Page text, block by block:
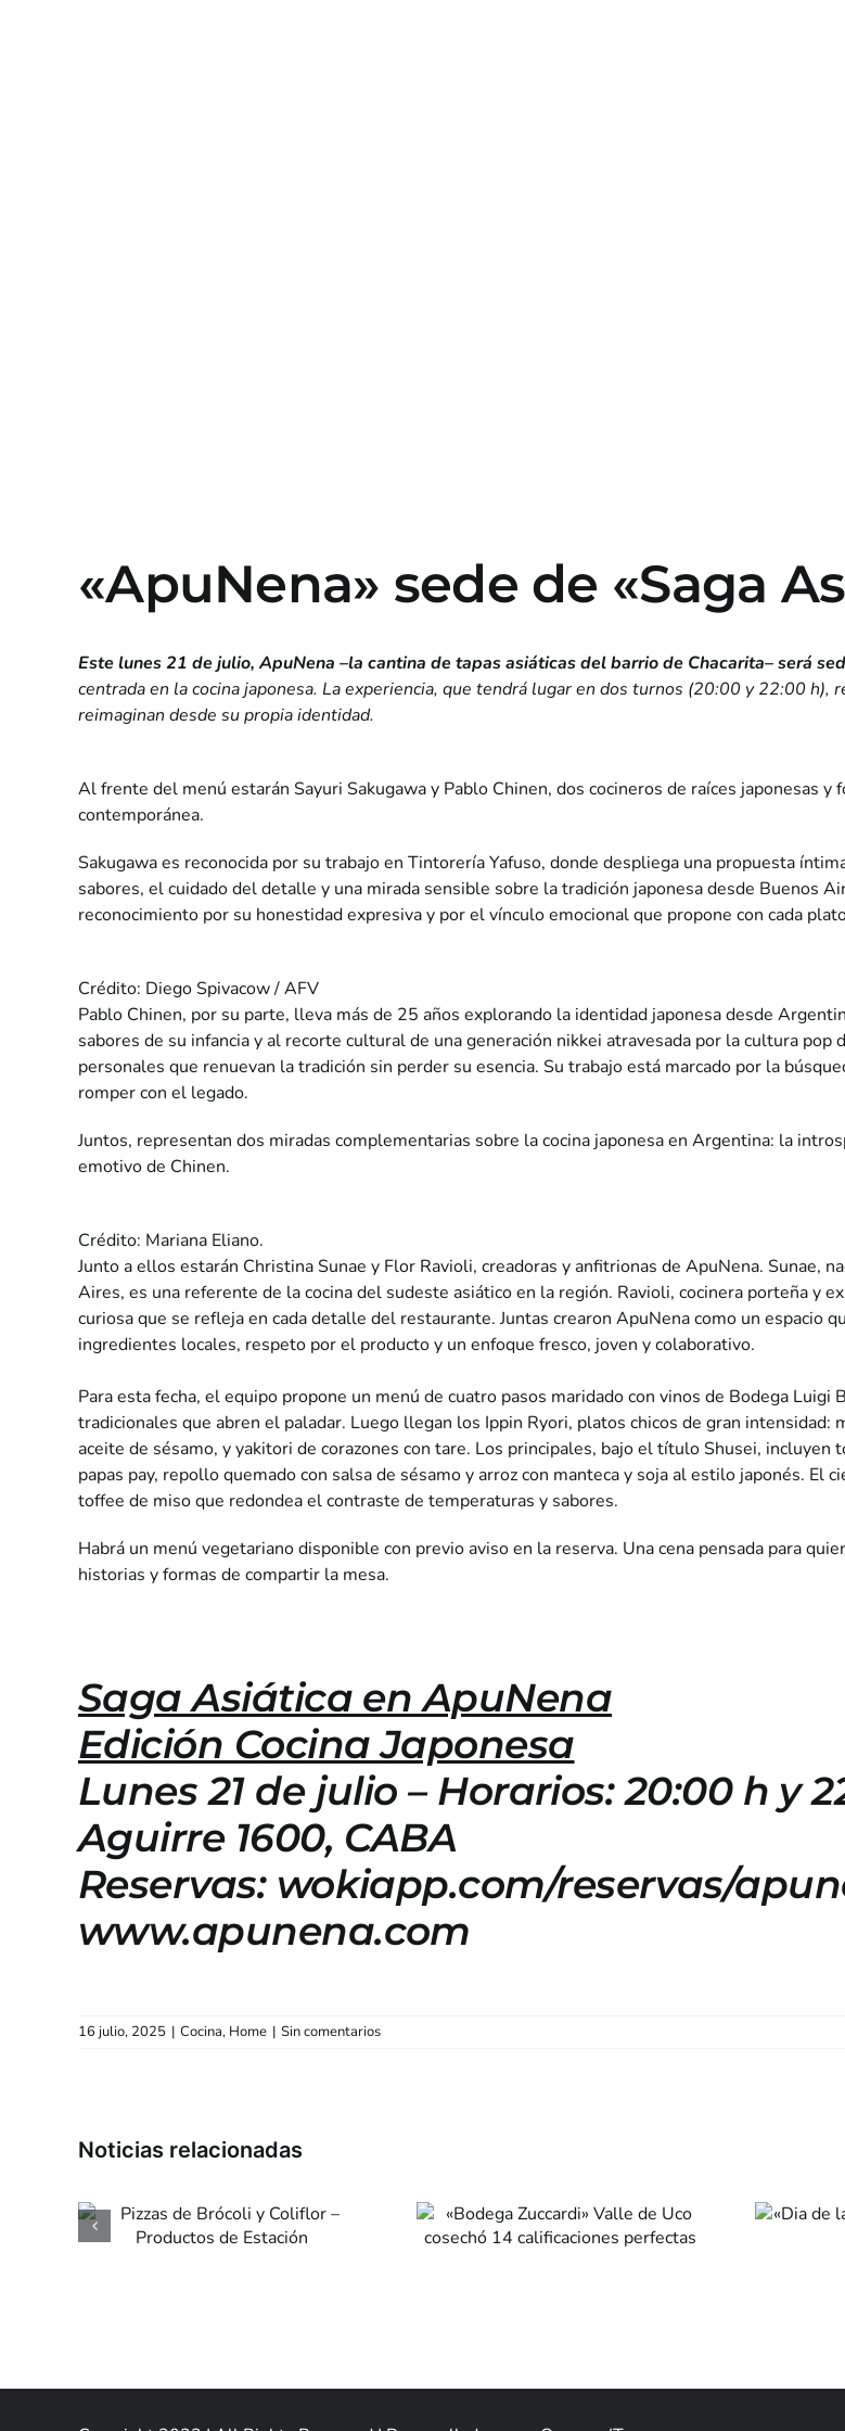
«ApuNena» sede de «Saga
Este lunes 21 de julio, ApuNena –la cantina de tapas asiáticas del barrio de Chacarita– será
centrada en la cocina japonesa. La experiencia, que tendrá lugar en dos turnos (20:00 y 22:00
reimaginan desde su propia identidad.
Al frente del menú estarán Sayuri Sakugawa y Pablo Chinen, dos cocineros de raíces japonesas
contemporánea.
Sakugawa es reconocida por su trabajo en Tintorería Yafuso, donde despliega una propuesta
sabores, el cuidado del detalle y una mirada sensible sobre la tradición japonesa desde Buenos
reconocimiento por su honestidad expresiva y por el vínculo emocional que propone con cada
Crédito: Diego Spivacow / AFV
Pablo Chinen, por su parte, lleva más de 25 años explorando la identidad japonesa desde
sabores de su infancia y al recorte cultural de una generación nikkei atravesada por la cultura pop
personales que renuevan la tradición sin perder su esencia. Su trabajo está marcado por la
romper con el legado.
Juntos, representan dos miradas complementarias sobre la cocina japonesa en Argentina: la
emotivo de Chinen.
Crédito: Mariana Eliano.
Junto a ellos estarán Christina Sunae y Flor Ravioli, creadoras y anfitrionas de ApuNena. Sunae,
Aires, es una referente de la cocina del sudeste asiático en la región. Ravioli, cocinera porteña y
curiosa que se refleja en cada detalle del restaurante. Juntas crearon ApuNena como un espacio
ingredientes locales, respeto por el producto y un enfoque fresco, joven y colaborativo.
Para esta fecha, el equipo propone un menú de cuatro pasos maridado con vinos de Bodega
tradicionales que abren el paladar. Luego llegan los Ippin Ryori, platos chicos de gran intensidad:
aceite de sésamo, y yakitori de corazones con tare. Los principales, bajo el título Shusei,
papas pay, repollo quemado con salsa de sésamo y arroz con manteca y soja al estilo japonés.
toffee de miso que redondea el contraste de temperaturas y sabores.
Habrá un menú vegetariano disponible con previo aviso en la reserva. Una cena pensada para
historias y formas de compartir la mesa.
Saga Asiática en ApuNena
Edición Cocina Japonesa
Lunes 21 de julio – Horarios: 20:00 h y
Aguirre 1600, CABA
Reservas: wokiapp.com/reservas/
www.apunena.com
16 julio, 2025 | Cocina, Home | Sin comentarios
Zuccardi» Valle
de Uco cosechó
«Dia de la Niñez»
en «Mondongo &